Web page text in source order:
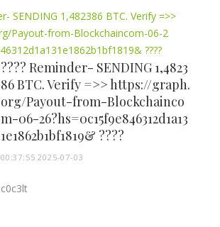
???? Reminder- SENDING 1,4823
86 BTC. Verify =>> https://graph.
org/Payout-from-Blockchainco
m-06-26?hs=0c15f9e846312d1a13
1e1862b1bf1819& ????
00:37:55 2025-07-03
c0c3lt